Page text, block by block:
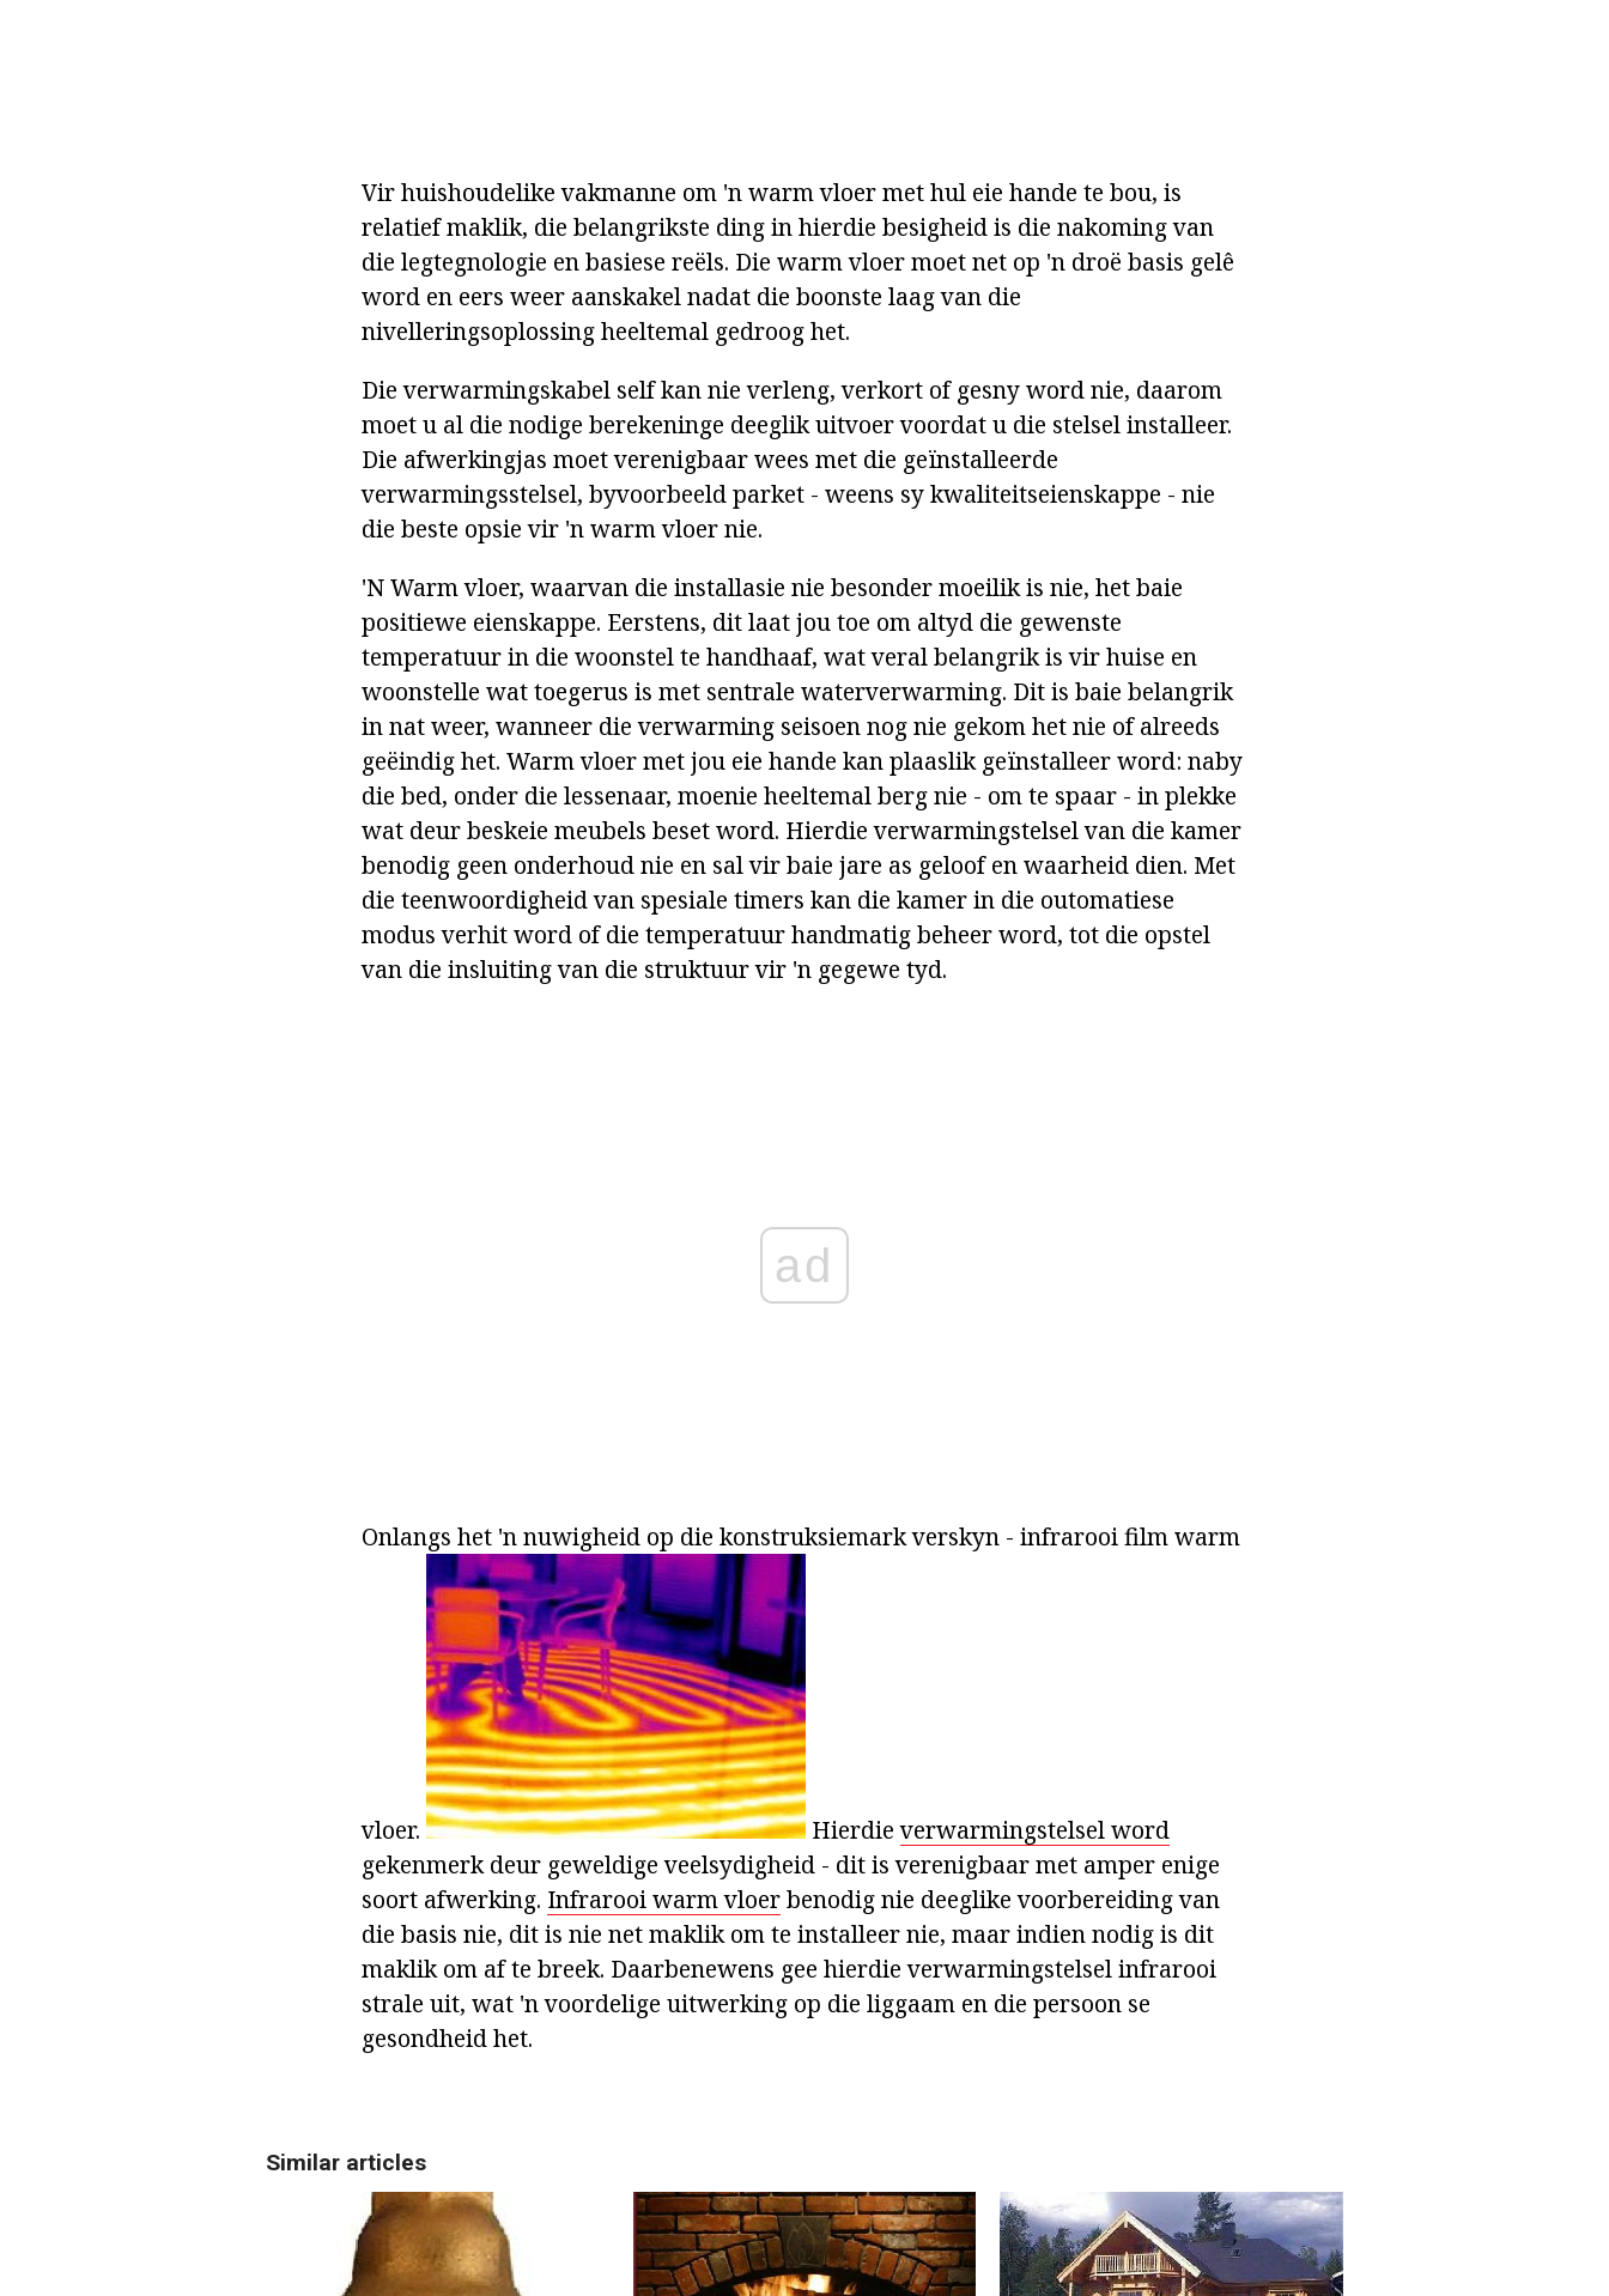
Vir huishoudelike vakmanne om 'n warm vloer met hul eie hande te bou, is
relatief maklik, die belangrikste ding in hierdie besigheid is die nakoming van
die legtegnologie en basiese reëls. Die warm vloer moet net op 'n droë basis gelê
word en eers weer aanskakel nadat die boonste laag van die
nivelleringsoplossing heeltemal gedroog het.
Die verwarmingskabel self kan nie verleng, verkort of gesny word nie, daarom
moet u al die nodige berekeninge deeglik uitvoer voordat u die stelsel installeer.
Die afwerkingjas moet verenigbaar wees met die geïnstalleerde
verwarmingsstelsel, byvoorbeeld parket - weens sy kwaliteitseienskappe - nie
die beste opsie vir 'n warm vloer nie.
'N Warm vloer, waarvan die installasie nie besonder moeilik is nie, het baie
positiewe eienskappe. Eerstens, dit laat jou toe om altyd die gewenste
temperatuur in die woonstel te handhaaf, wat veral belangrik is vir huise en
woonstelle wat toegerus is met sentrale waterverwarming. Dit is baie belangrik
in nat weer, wanneer die verwarming seisoen nog nie gekom het nie of alreeds
geëindig het. Warm vloer met jou eie hande kan plaaslik geïnstalleer word: naby
die bed, onder die lessenaar, moenie heeltemal berg nie - om te spaar - in plekke
wat deur beskeie meubels beset word. Hierdie verwarmingstelsel van die kamer
benodig geen onderhoud nie en sal vir baie jare as geloof en waarheid dien. Met
die teenwoordigheid van spesiale timers kan die kamer in die outomatiese
modus verhit word of die temperatuur handmatig beheer word, tot die opstel
van die insluiting van die struktuur vir 'n gegewe tyd.
ad
Onlangs het 'n nuwigheid op die konstruksiemark verskyn - infrarooi film warm
vloer. Hierdieverwarmingstelsel word
gekenmerk deur geweldige veelsydigheid - dit is verenigbaar met amper enige
soort afwerking. Infrarooi warm vloerbenodig nie deeglike voorbereiding van
die basis nie, dit is nie net maklik om te installeer nie, maar indien nodig is dit
maklik om af te breek. Daarbenewens gee hierdie verwarmingstelsel infrarooi
strale uit, wat 'n voordelige uitwerking op die liggaam en die persoon se
gesondheid het.
Similar articles